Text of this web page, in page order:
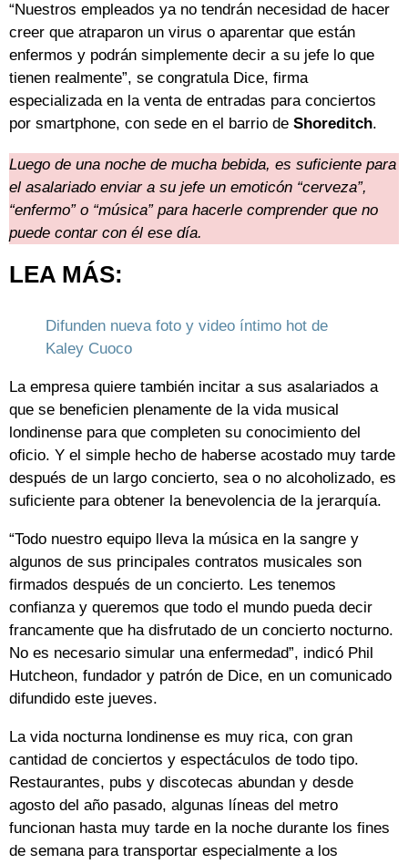
“Nuestros empleados ya no tendrán necesidad de hacer
creer que atraparon un virus o aparentar que están
enfermos y podrán simplemente decir a su jefe lo que
tienen realmente”, se congratula Dice, firma
especializada en la venta de entradas para conciertos
por smartphone, con sede en el barrio de Shoreditch.
Luego de una noche de mucha bebida, es suficiente para
el asalariado enviar a su jefe un emoticón “cerveza”,
“enfermo” o “música” para hacerle comprender que no
puede contar con él ese día.
LEA MÁS:
Difunden nueva foto y video íntimo hot de
Kaley Cuoco
La empresa quiere también incitar a sus asalariados a
que se beneficien plenamente de la vida musical
londinense para que completen su conocimiento del
oficio. Y el simple hecho de haberse acostado muy tarde
después de un largo concierto, sea o no alcoholizado, es
suficiente para obtener la benevolencia de la jerarquía.
“Todo nuestro equipo lleva la música en la sangre y
algunos de sus principales contratos musicales son
firmados después de un concierto. Les tenemos
confianza y queremos que todo el mundo pueda decir
francamente que ha disfrutado de un concierto nocturno.
No es necesario simular una enfermedad”, indicó Phil
Hutcheon, fundador y patrón de Dice, en un comunicado
difundido este jueves.
La vida nocturna londinense es muy rica, con gran
cantidad de conciertos y espectáculos de todo tipo.
Restaurantes, pubs y discotecas abundan y desde
agosto del año pasado, algunas líneas del metro
funcionan hasta muy tarde en la noche durante los fines
de semana para transportar especialmente a los